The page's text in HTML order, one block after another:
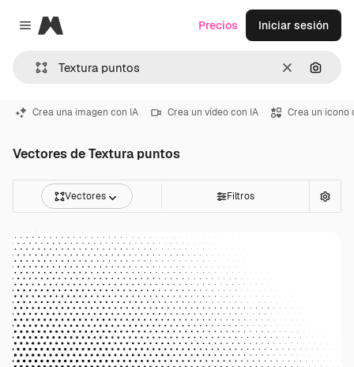
Close menu
Magnific
Borrar
Precios Iniciar sesión
Crea una imagen con IA Crea un vídeo con IA Crea un icono
Vectores de Textura puntos
Vectores Filtros